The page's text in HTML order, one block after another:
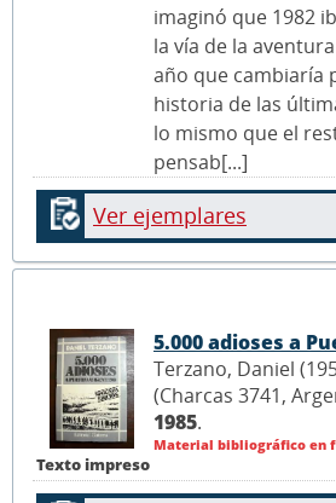
imaginó que 1982
la vía de la
año que cambiaría
historia de las
lo mismo que el
pensab[...]
Ver ejemplares
Texto impreso
5.000 adioses a
Terzano, Daniel
(Charcas 3741,
1985.
Material bibliográfico en